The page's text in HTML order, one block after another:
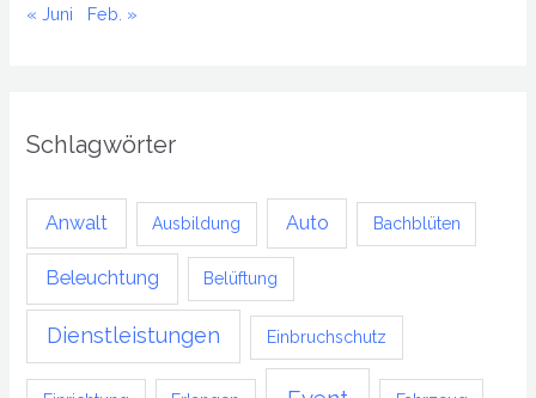
« Juni Feb. »
Schlagwörter
Anwalt Ausbildung Auto Bachblüten
Beleuchtung Belüftung
Dienstleistungen Einbruchschutz